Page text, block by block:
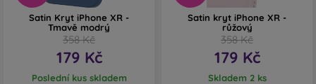
Na našem e-shopu FOON najdete desítky zajímavých krytů
na mobil vyrobených z různých materiálů. Stačí si vybrat
jen ten svůj.
Satin Kryt iPhone XR -
Tmavě modrý
358 Kč
179 Kč
Poslední kus skladem
Satin kryt iPhone XR -
růžový
358 Kč
179 Kč
Skladem 2 ks